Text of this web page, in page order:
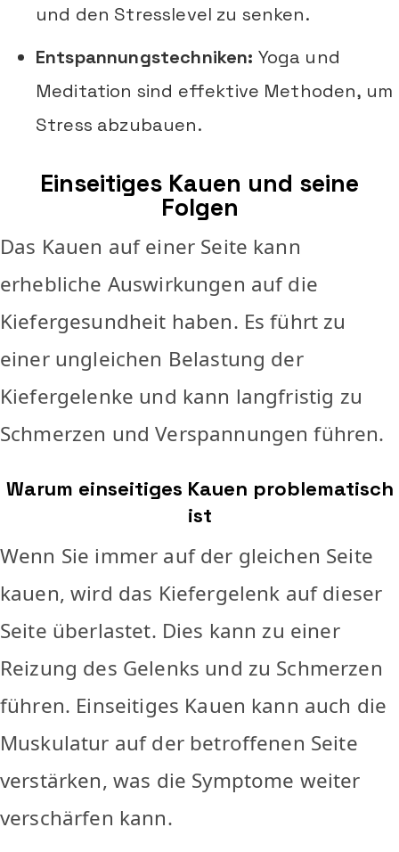
und den Stresslevel zu senken.
Entspannungstechniken: Yoga und
Meditation sind effektive Methoden, um
Stress abzubauen.
Einseitiges Kauen und seine
Folgen
Das Kauen auf einer Seite kann
erhebliche Auswirkungen auf die
Kiefergesundheit haben. Es führt zu
einer ungleichen Belastung der
Kiefergelenke und kann langfristig zu
Schmerzen und Verspannungen führen.
Warum einseitiges Kauen problematisch
ist
Wenn Sie immer auf der gleichen Seite
kauen, wird das Kiefergelenk auf dieser
Seite überlastet. Dies kann zu einer
Reizung des Gelenks und zu Schmerzen
führen. Einseitiges Kauen kann auch die
Muskulatur auf der betroffenen Seite
verstärken, was die Symptome weiter
verschärfen kann.